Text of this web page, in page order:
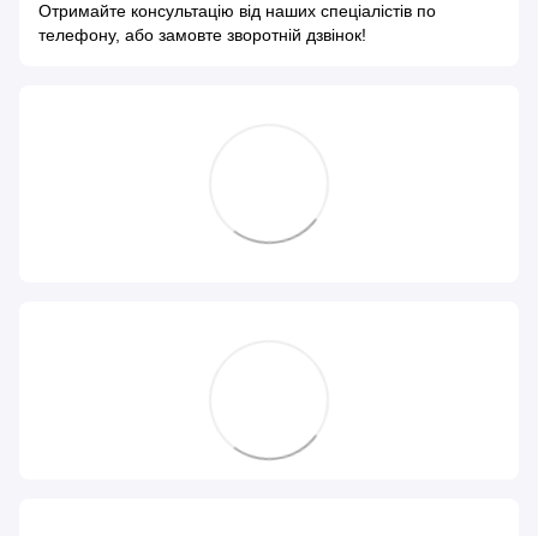
Отримайте консультацію від наших спеціалістів по
телефону, або замовте зворотній дзвінок!